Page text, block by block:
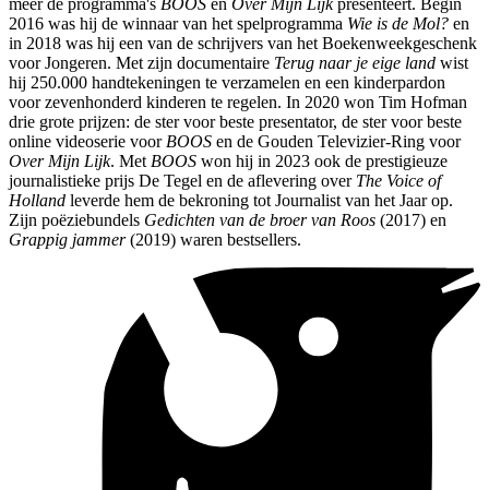
meer de programma's BOOS en Over Mijn Lijkpresenteert. Begin
2016 was hij de winnaar van het spelprogramma Wie is de Mol? en
in 2018 was hij een van de schrijvers van het Boekenweekgeschenk
voor Jongeren. Met zijn documentaire Terug naar je eige land wist
hij 250.000 handtekeningen te verzamelen en een kinderpardon
voor zevenhonderd kinderen te regelen. In 2020 won Tim Hofman
drie grote prijzen: de ster voor beste presentator, de ster voor beste
online videoserie voor BOOS en de Gouden Televizier-Ring voor
Over Mijn Lijk. Met BOOS won hij in 2023 ook de prestigieuze
journalistieke prijs De Tegel en de aflevering over The Voice of
Holland leverde hem de bekroning tot Journalist van het Jaar op.
Zijn poëziebundels Gedichten van de broer van Roos (2017) en
Grappig jammer(2019) waren bestsellers.